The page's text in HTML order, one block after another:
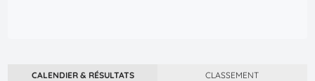
CALENDIER & RÉSULTATS CLASSEMENT